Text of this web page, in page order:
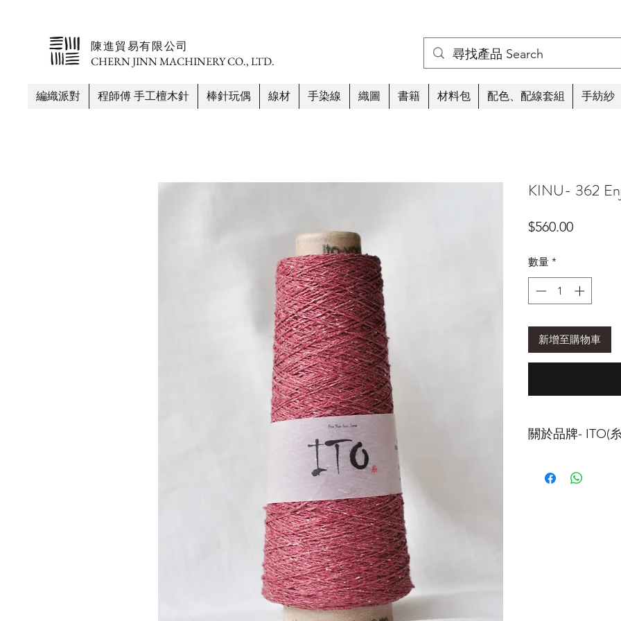
​陳進貿易有限公司
CHERN JINN MACHINERY CO., LTD.
編織派對 程師傅 手工檀木針 棒針玩偶 線材 手染線 織圖 書籍 材料包 配色、配線套組 手紡紗
KINU- 362
$560.00價
數量 *
新增至購物車
關於品牌- ITO(
造屬於自己風格的紗